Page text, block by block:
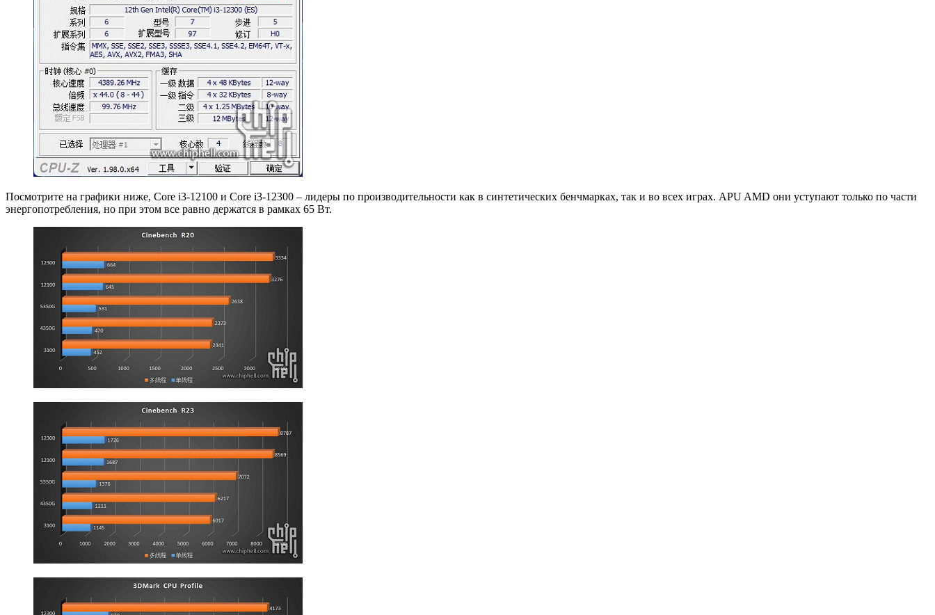
Посмотрите на графики ниже, Core i3-12100 и Core i3-12300 – лидеры по производительности как в синтетических бенчмарках, так и во всех играх. APU AMD они уступают только по части
энергопотребления, но при этом все равно держатся в рамках 65 Вт.